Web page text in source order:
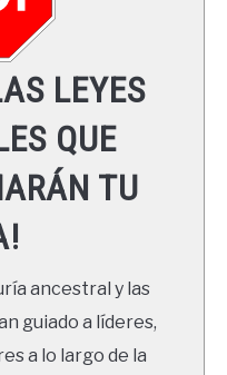
LEYES
QUE
TU
ancestral y las
guiado a líderes,
a lo largo de la